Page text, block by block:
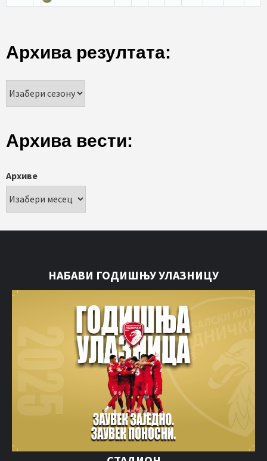
Архива резултата:
Архива вести:
Архиве
НАБАВИ ГОДИШЊУ УЛАЗНИЦУ